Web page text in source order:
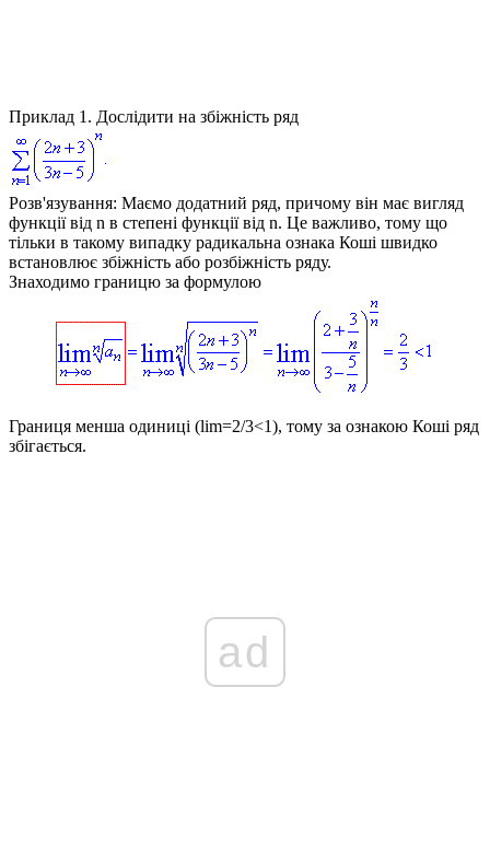
Приклад 1. Дослідити на збіжність ряд
Розв'язування: Маємо додатний ряд, причому він має вигляд
функції від n в степені функції від n. Це важливо, тому що
тільки в такому випадку радикальна ознака Коші швидко
встановлює збіжність або розбіжність ряду.
Знаходимо границю за формулою
Границя менша одиниці (lim=2/3<1), тому за ознакою Коші ряд
збігається.
ad